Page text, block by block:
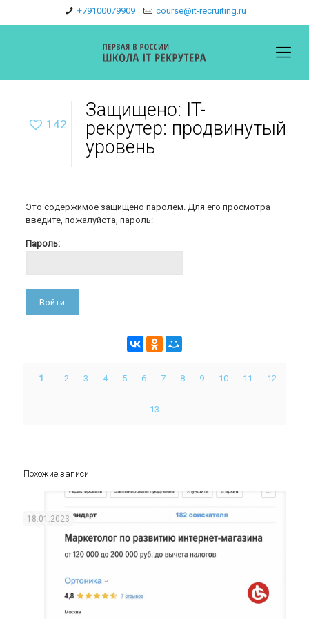
+79100079909 course@it-recruiting.ru
142
Защищено: IT-
рекрутер: продвинутый
уровень
Это содержимое защищено паролем. Для его просмотра
введите, пожалуйста, пароль:
Пароль:
1 2 3 4 5 6 7 8 9 10 11 12
13
Похожие записи
18.01.2023